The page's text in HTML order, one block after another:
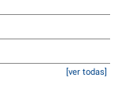
[ver todas]